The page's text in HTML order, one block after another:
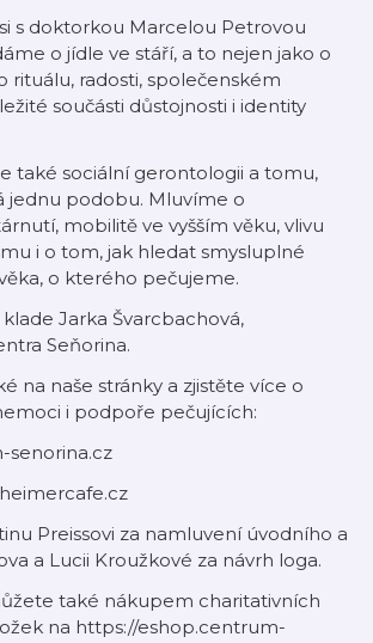
s doktorkou Marcelou Petrovou
o jídle ve stáří, a to nejen jako o
rituálu, radosti, společenském
součásti důstojnosti i identity
také sociální gerontologii a tomu,
jednu podobu. Mluvíme o
mobilitě ve vyšším věku, vlivu
i o tom, jak hledat smysluplné
o kterého pečujeme.
Jarka Švarcbachová,
Seňorina.
na naše stránky a zjistěte více o
i podpoře pečujících:
Preissovi za namluvení úvodního a
a Lucii Kroužkové za návrh loga.
také nákupem charitativních
na ⁠https://eshop.centrum-